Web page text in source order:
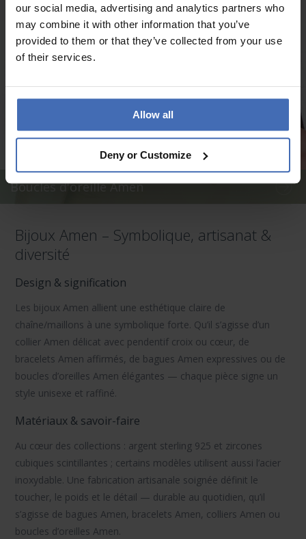
our social media, advertising and analytics partners who
may combine it with other information that you’ve
provided to them or that they’ve collected from your use
of their services.
Allow all
Deny or Customize
Boucles d'oreille Amen
Bijoux Amen – Symbolique, artisanat &
diversité
Design & signification
Les bijoux Amen allient une esthétique claire de
chaîne/maillons à une symbolique forte. Qu’il s’agisse d’un
collier Amen délicat avec pendentif croix ou cœur, de
bracelets Amen affirmés, de bagues Amen expressives ou de
boucles d’oreilles Amen élégantes — chaque pièce signe un
style unisexe et raffiné.
Matériaux & savoir-faire
Au cœur des collections : argent sterling 925 et zircones
cubiques scintillantes ; certains modèles utilisent aussi l’acier
inoxydable. Une fabrication artisanale soignée définit le
toucher, le poids et le détail — durable au quotidien, qu’il
s’agisse de bagues Amen, bracelets Amen, colliers Amen ou
boucles d’oreilles Amen.